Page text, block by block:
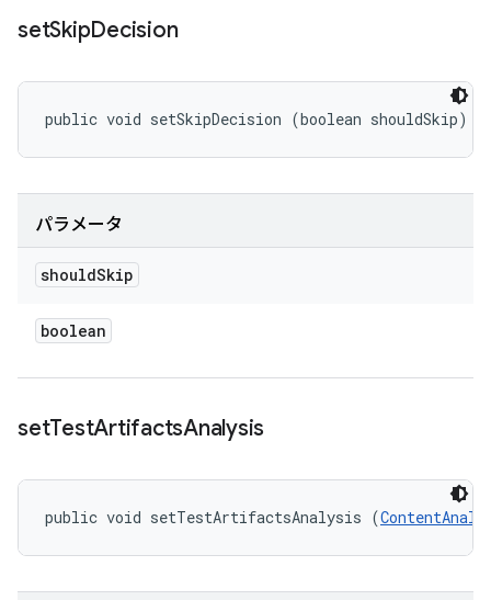
setSkipDecision
public void setSkipDecision (boolean shouldSkip)
パラメータ
shouldSkip
boolean
setTestArtifactsAnalysis
public void setTestArtifactsAnalysis (